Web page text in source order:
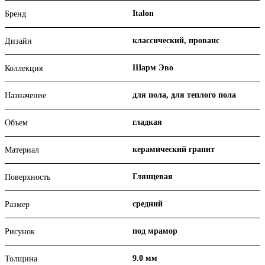
Бренд Italon
Дизайн классический, прованс
Коллекция Шарм Эво
Назначение для пола, для теплого пола
Объем гладкая
Материал керамический гранит
Поверхность Глянцевая
Размер средний
Рисунок под мрамор
Толщина 9.0 мм